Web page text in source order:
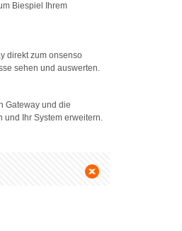
Biespiel Ihrem
direkt zum onsenso
sehen und auswerten.
Gateway und die
und Ihr System erweitern.